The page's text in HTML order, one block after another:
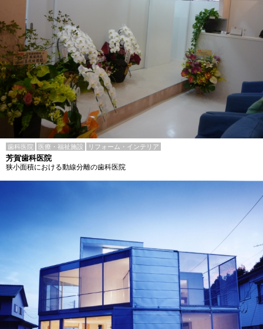
歯科医院 医療・福祉施設 リフォーム・インテリア
芳賀歯科医院
狭小面積における動線分離の歯科医院